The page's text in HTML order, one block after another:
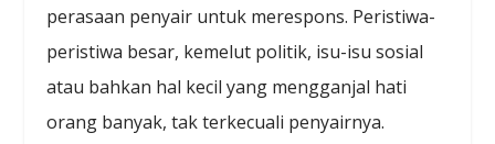
perasaan penyair untuk merespons. Peristiwa-
peristiwa besar, kemelut politik, isu-isu sosial
atau bahkan hal kecil yang mengganjal hati
orang banyak, tak terkecuali penyairnya.